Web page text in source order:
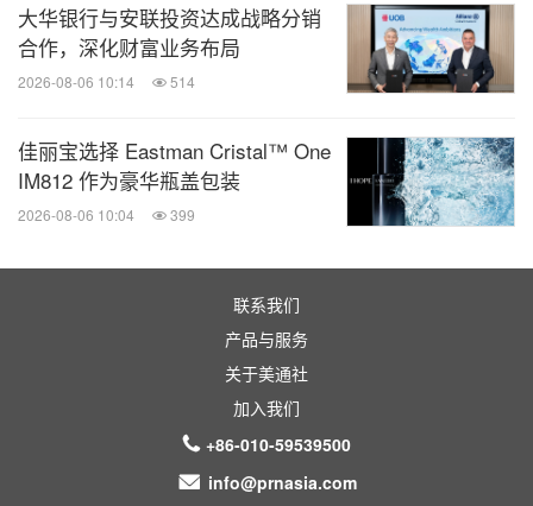
大华银行与安联投资达成战略分销
合作，深化财富业务布局
2026-08-06 10:14 514
佳丽宝选择 Eastman Cristal™ One
IM812 作为豪华瓶盖包装
2026-08-06 10:04 399
联系我们
产品与服务
关于美通社
加入我们
+86-010-59539500
info@prnasia.com